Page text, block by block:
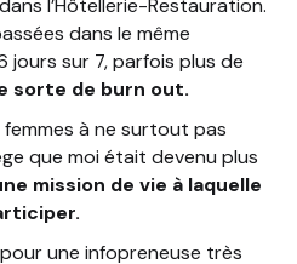
l’Hôtellerie-Restauration.
dans le même
jours sur 7, parfois plus de
sorte de burn out.
à ne surtout pas
que moi était devenu plus
mission de vie à laquelle
une infopreneuse très